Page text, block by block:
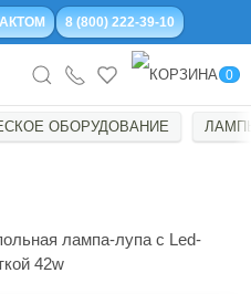
8 (800) 222-39-10
0
ОБОРУДОВАНИЕ